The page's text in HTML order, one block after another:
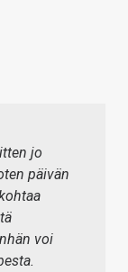
jo
päivän
voi